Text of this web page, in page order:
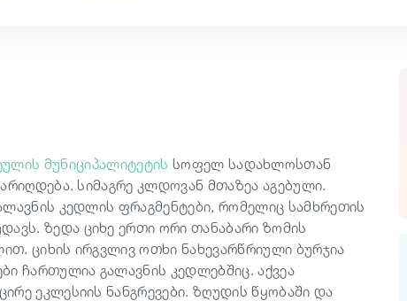
მუნიციპალიტეტის სოფელ სადახლოსთან
სიმაგრე კლდოვან მთაზეა აგებული.
კედლის ფრაგმენტები, რომელიც სამხრეთის
ზედა ციხე ერთი ორი თანაბარი ზომის
ციხის ირგვლივ ოთხი ნახევარწრიული ბურჯია
ჩართულია გალავნის კედლებშიც. აქვეა
ეკლესიის ნანგრევები. ზღუდის წყობაში და